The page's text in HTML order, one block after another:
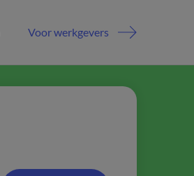
Voor werkgevers